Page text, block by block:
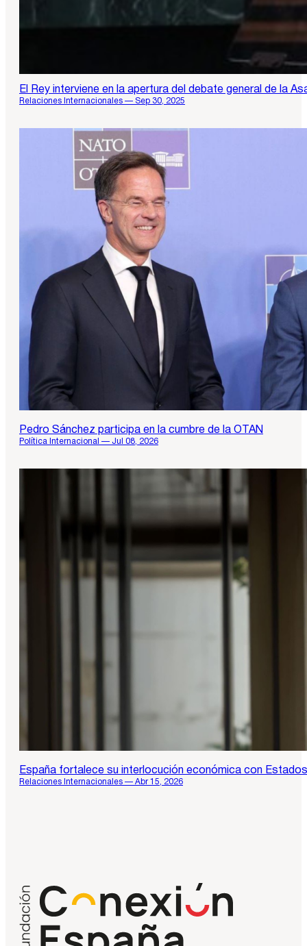
El Rey interviene en la apertura del debate general de la
Relaciones Internacionales — Sep 30, 2025
Pedro Sánchez participa en la cumbre de la OTAN
Política Internacional — Jul 08, 2026
España fortalece su interlocución económica con
Relaciones Internacionales — Abr 15, 2026